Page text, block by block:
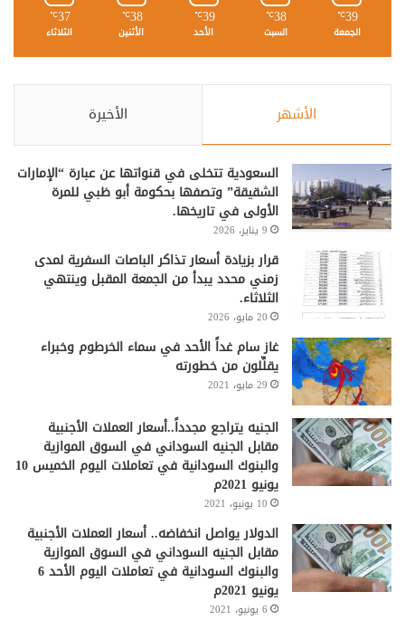
39
℃
الجمعة
38
℃
السبت
39
℃
الأحد
38
℃
الأثنين
37
℃
الثلاثاء
الأشهر الأخيرة
السعودية تتخلى في قنواتها عن عبارة “الإمارات
الشقيقة” وتصفها بحكومة أبو ظبي للمرة
الأولى في تاريخها.
9 يناير، 2026
قرار بزيادة أسعار تذاكر الباصات السفرية لمدى
زمني محدد يبدأ من الجمعة المقبل وينتهي
الثلاثاء.
20 مايو، 2026
غاز سام غداً الأحد في سماء الخرطوم وخبراء
يقلِّلون من خطورته
29 مايو، 2021
الجنيه يتراجع مجدداً..أسعار العملات الأجنبية
مقابل الجنيه السوداني في السوق الموازية
والبنوك السودانية في تعاملات اليوم الخميس 10
يونيو 2021م
10 يونيو، 2021
الدولار يواصل انخفاضه.. أسعار العملات الأجنبية
مقابل الجنيه السوداني في السوق الموازية
والبنوك السودانية في تعاملات اليوم الأحد 6
يونيو 2021م
6 يونيو، 2021